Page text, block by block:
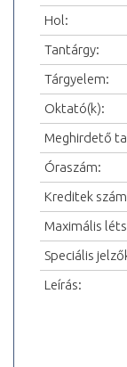
Hol:
Tantárgy:
Tárgyelem:
Oktató(k):
Meghirdető
Óraszám:
Kreditek
Maximális
Speciális
Leírás: